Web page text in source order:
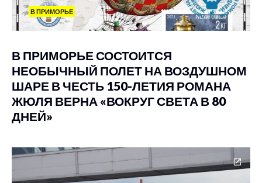
В ПРИМОРЬЕ
В ПРИМОРЬЕ СОСТОИТСЯ
НЕОБЫЧНЫЙ ПОЛЕТ НА ВОЗДУШНОМ
ШАРЕ В ЧЕСТЬ 150-ЛЕТИЯ РОМАНА
ЖЮЛЯ ВЕРНА «ВОКРУГ СВЕТА В 80
ДНЕЙ»